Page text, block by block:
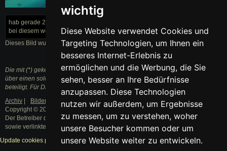
wichtig
Diese Website verwendet Cookies und
Targeting Technologien, um Ihnen ein
besseres Internet-Erlebnis zu
ermöglichen und die Werbung, die Sie
sehen, besser an Ihre Bedürfnisse
anzupassen. Diese Technologien
nutzen wir außerdem, um Ergebnisse
zu messen, um zu verstehen, woher
unsere Besucher kommen oder um
unsere Website weiter zu entwickeln.
cat003547_189_03.jpg
hab gerade 2 h schnee gescheppt, und drei autos befreiht. und was hab ihr
bei diesem wetter so gemacht. Malle
Dieses Bild wurde am 19.08.2006 von Malle hochgeladen.
Die mit (*) gekennzeichneten Links sind sogenannte Affiliate Links. Kommt
über einen solchen Link ein Einkauf zustande, werden wir mit einer Provision
beteiligt. Für Dich entstehen dabei keine Mehrkosten.
Archiv
Bilder Datenschutzerklärung|
Impressum
Copyright © 2003 - 2021 · Alle Rechte vorbehalten.
Der Betreiber distanziert sich ausdrücklich von den Inhalten der Forenbeiträge
sowie verlinkter Internetseiten.
Update cookies preferences